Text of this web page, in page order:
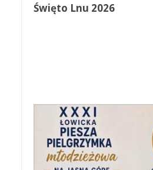
Święto Lnu 2026